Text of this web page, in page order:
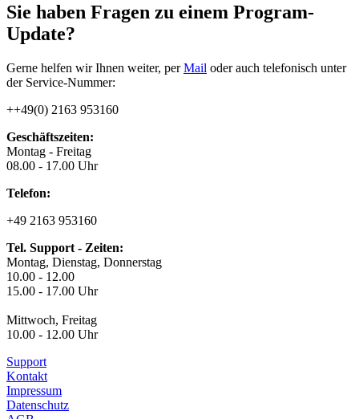
Sie haben Fragen zu einem Program-
Update?
Gerne helfen wir Ihnen weiter, perMail oder auch telefonisch unter
der Service-Nummer:
++49(0) 2163 953160
Geschäftszeiten:
Montag - Freitag
08.00 - 17.00 Uhr
Telefon:
+49 2163 953160
Tel. Support - Zeiten:
Montag, Dienstag, Donnerstag
10.00 - 12.00
15.00 - 17.00 Uhr
Mittwoch, Freitag
10.00 - 12.00 Uhr
Support
Kontakt
Impressum
Datenschutz